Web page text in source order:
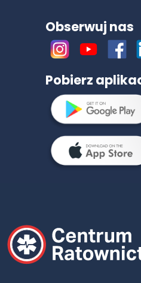
Obserwuj nas
Pobierz